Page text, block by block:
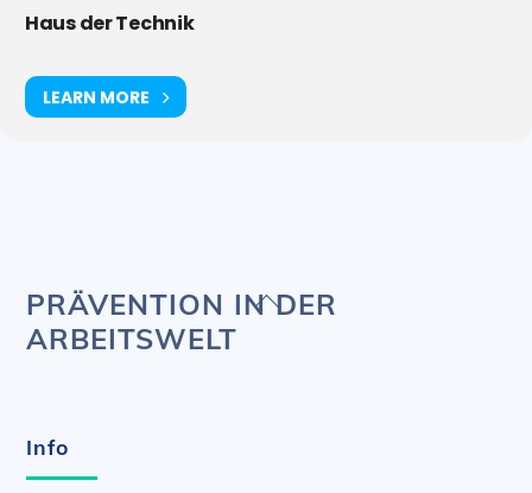
Haus der Technik
LEARN MORE
Back
PRÄVENTION IN DER
ARBEITSWELT
Info